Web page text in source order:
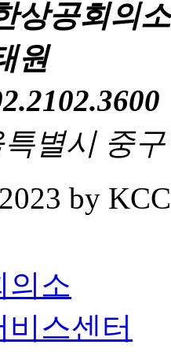
상공회의소
원
특별시 중
by
의소
스센터